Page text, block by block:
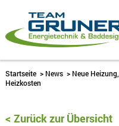
Startseite > News > Neue
Heizkosten
Zurück zur Übersicht